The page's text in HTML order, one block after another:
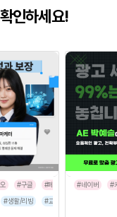
인하세요!
타트업 #식품/음료
#구글 #페이스북
#인스타그램
#생활/리빙 #교육/취업
#네이버 #